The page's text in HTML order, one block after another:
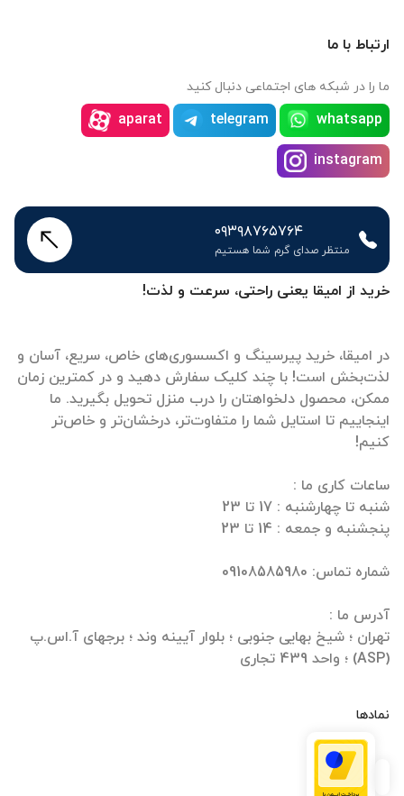
خرید از امیقا یعنی راحتی، سرعت و لذت!
در امیقا، خرید پیرسینگ و اکسسوری‌های خاص، سریع، آسان و
لذت‌بخش است! با چند کلیک سفارش دهید و در کمترین زمان
ممکن، محصول دلخواهتان را درب منزل تحویل بگیرید. ما
اینجاییم تا استایل شما را متفاوت‌تر، درخشان‌تر و خاص‌تر
تهران ؛ شیخ بهایی جنوبی ؛ بلوار آیینه وند ؛ برجهای آ.اس.پ
(ASP) ؛ واحد 439 تجاری
نمادها
ارتباط با ما
ما را در شبکه های اجتماعی دنبال کنید
whatsapp
telegram
aparat
instagram
۰۹۳۹۸۷۶۵۷۶۴
منتظر صدای گرم شما هستیم